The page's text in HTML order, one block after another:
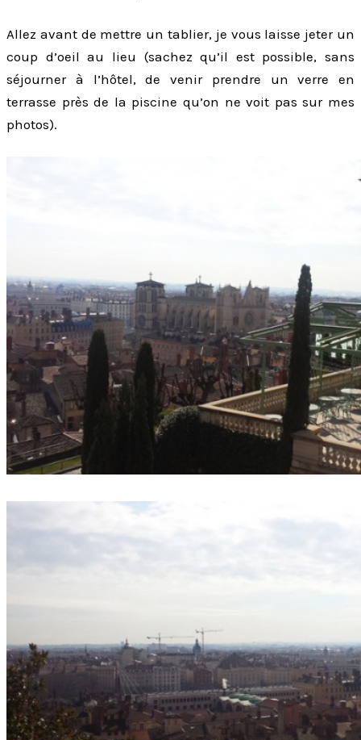
Allez avant de mettre un tablier, je vous laisse jeter un
coup d’oeil au lieu (sachez qu’il est possible, sans
séjourner à l’hôtel, de venir prendre un verre en
terrasse près de la piscine qu’on ne voit pas sur mes
photos).